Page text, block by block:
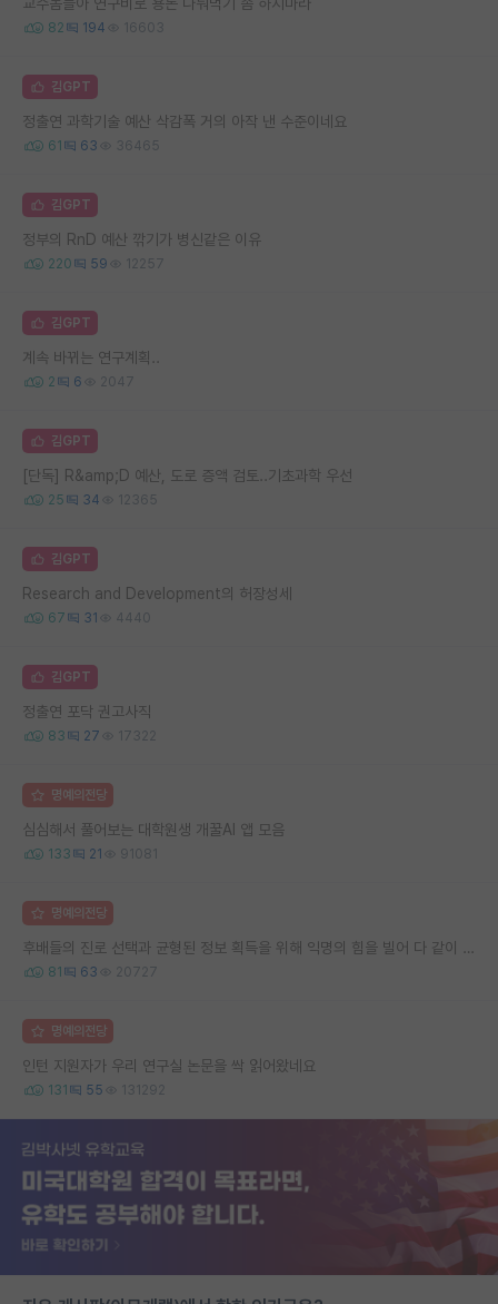
82 194 16603
김GPT
정출연 과학기술 예산 삭감폭 거의 아작 낸 수준이네요
61 63 36465
김GPT
정부의 RnD 예산 깎기가 병신같은 이유
220 59 12257
김GPT
계속 바뀌는 연구계획..
2 6 2047
김GPT
[단독] R&amp;D 예산, 도로 증액 검토..기초과학 우선
25 34 12365
김GPT
Research and Development의 허장성세
67 31 4440
김GPT
정출연 포닥 권고사직
83 27 17322
명예의전당
심심해서 풀어보는 대학원생 개꿀AI 앱 모음
133 21 91081
명예의전당
후배들의 진로 선택과 균형된 정보 획득을 위해 익명의 힘을 빌어 다 같이 연봉 공개 타임 한번 갖는 것 어때요?
81 63 20727
명예의전당
인턴 지원자가 우리 연구실 논문을 싹 읽어왔네요
131 55 131292